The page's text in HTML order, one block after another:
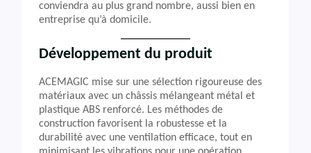
conviendra au plus grand nombre, aussi bien en
entreprise qu’à domicile.
Développement du produit
ACEMAGIC mise sur une sélection rigoureuse des
matériaux avec un châssis mélangeant métal et
plastique ABS renforcé. Les méthodes de
construction favorisent la robustesse et la
durabilité avec une ventilation efficace, tout en